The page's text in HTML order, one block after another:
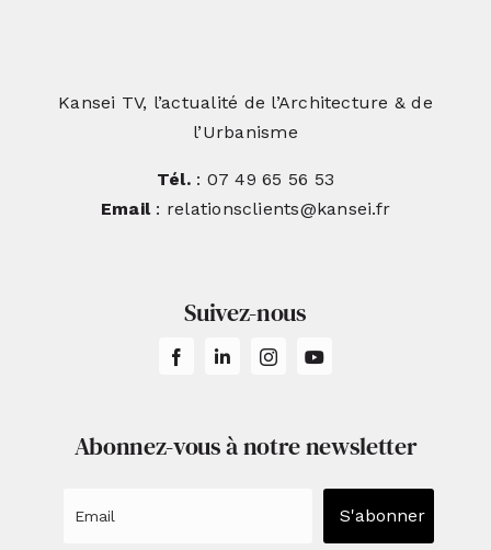
Kansei TV, l’actualité de l’Architecture & de
l’Urbanisme
Tél.: 07 49 65 56 53
Email: relationsclients@kansei.fr
Suivez-nous
Abonnez-vous à notre newsletter
S'abonner